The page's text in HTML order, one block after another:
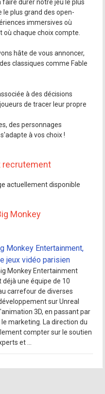
faire durer notre jeu le plus
le plus grand des open-
immersives où
chaque choix compte.
hâte de vous annoncer,
classiques comme Fable
à des décisions
de tracer leur propre
des personnages
à vos choix !
recrutement
actuellement disponible
Monkey
Monkey Entertainment,
jeux vidéo parisien
Monkey Entertainment
une équipe de 10
carrefour de diverses
sur Unreal
3D, en passant par
marketing. La direction du
compter sur le soutien
et ...